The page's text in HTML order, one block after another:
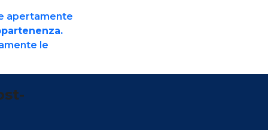
apertamente
le